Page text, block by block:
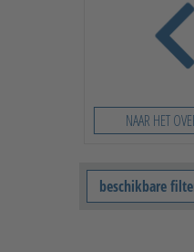
NAAR HET
beschikbare